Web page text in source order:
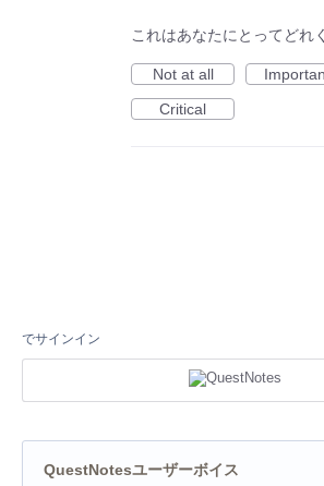
これはあなたにとってどれ
Not at all
Critical
でサインイン
QuestNotesユーザーボイス